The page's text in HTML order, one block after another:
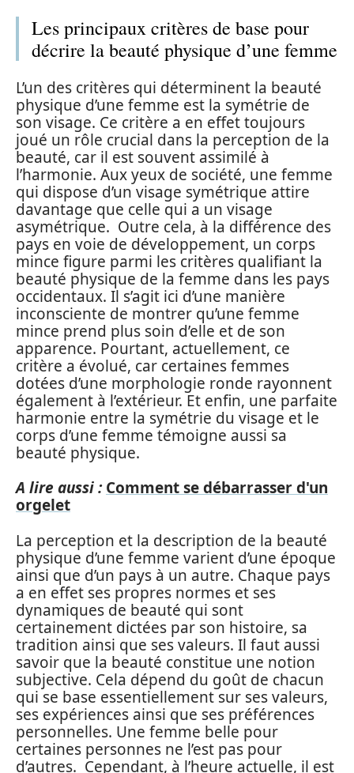
Les principaux critères de base pour
décrire la beauté physique d’une femme
L’un des critères qui déterminent la beauté
physique d’une femme est la symétrie de
son visage. Ce critère a en effet toujours
joué un rôle crucial dans la perception de la
beauté, car il est souvent assimilé à
l’harmonie. Aux yeux de société, une femme
qui dispose d’un visage symétrique attire
davantage que celle qui a un visage
asymétrique. Outre cela, à la différence des
pays en voie de développement, un corps
mince figure parmi les critères qualifiant la
beauté physique de la femme dans les pays
occidentaux. Il s’agit ici d’une manière
inconsciente de montrer qu’une femme
mince prend plus soin d’elle et de son
apparence. Pourtant, actuellement, ce
critère a évolué, car certaines femmes
dotées d’une morphologie ronde rayonnent
également à l’extérieur. Et enfin, une parfaite
harmonie entre la symétrie du visage et le
corps d’une femme témoigne aussi sa
beauté physique.
A lire aussi : Comment se débarrasser d'un
orgelet
La perception et la description de la beauté
physique d’une femme varient d’une époque
ainsi que d’un pays à un autre. Chaque pays
a en effet ses propres normes et ses
dynamiques de beauté qui sont
certainement dictées par son histoire, sa
tradition ainsi que ses valeurs. Il faut aussi
savoir que la beauté constitue une notion
subjective. Cela dépend du goût de chacun
qui se base essentiellement sur ses valeurs,
ses expériences ainsi que ses préférences
personnelles. Une femme belle pour
certaines personnes ne l’est pas pour
d’autres. Cependant, à l’heure actuelle, il est